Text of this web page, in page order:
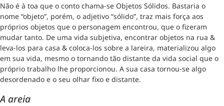
Não é à toa que o conto chama-se Objetos Sólidos. Bastaria o
nome “objeto”, porém, o adjetivo “sólido”, traz mais força aos
próprios objetos que o personagem encontrou, que o fizeram
mudar tanto. De uma vida subjetiva, encontrar objetos na rua &
leva-los para casa & coloca-los sobre a lareira, materializou algo
em sua vida, mesmo o tornando tão distante da vida social que o
próprio trabalho lhe proporcionou. A sua casa tornou-se algo
desordenado e o seu olhar fixo e distante.
A areia